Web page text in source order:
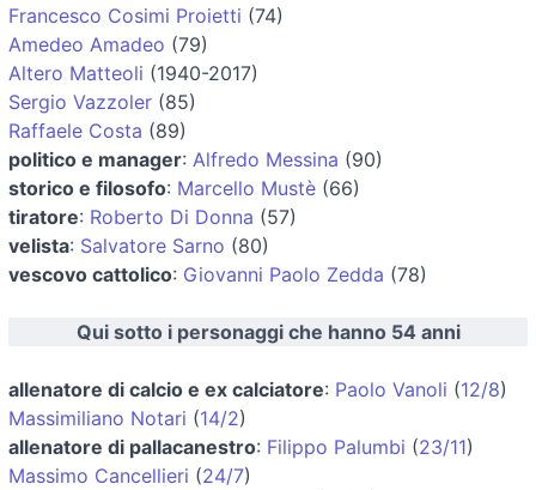
Francesco Cosimi Proietti (74)
Amedeo Amadeo (79)
Altero Matteoli (1940-2017)
Sergio Vazzoler (85)
Raffaele Costa (89)
politico e manager: Alfredo Messina (90)
storico e filosofo: Marcello Mustè (66)
tiratore: Roberto Di Donna (57)
velista: Salvatore Sarno (80)
vescovo cattolico: Giovanni Paolo Zedda (78)
Qui sotto i personaggi che hanno 54 anni
allenatore di calcio e ex calciatore: Paolo Vanoli (12/8)
Massimiliano Notari (14/2)
allenatore di pallacanestro: Filippo Palumbi (23/11)
Massimo Cancellieri (24/7)